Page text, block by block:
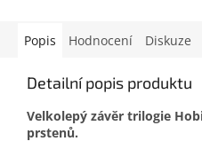
Popis Hodnocení Diskuze
Detailní popis produktu
Velkolepý závěr trilogie
prstenů.